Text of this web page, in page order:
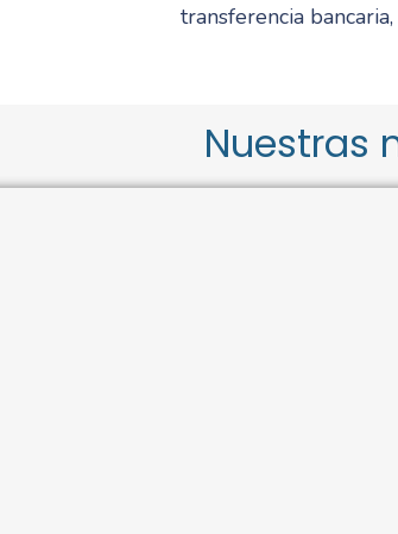
transferencia
Nuestras